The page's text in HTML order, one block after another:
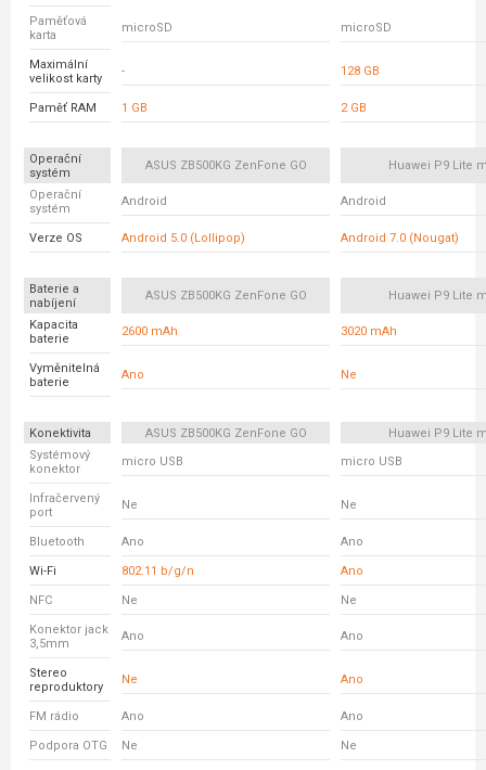
Paměťová
karta
microSD microSD
Maximální
velikost karty
- 128 GB
Paměť RAM 1 GB 2 GB
Operační
systém
ASUS ZB500KG ZenFone GO Huawei P9 Lite
Operační
systém
Android Android
Verze OS Android 5.0 (Lollipop) Android 7.0 (Nougat)
Baterie a
nabíjení
ASUS ZB500KG ZenFone GO Huawei P9 Lite
Kapacita
baterie
2600 mAh 3020 mAh
Vyměnitelná
baterie
Ano Ne
Konektivita ASUS ZB500KG ZenFone GO
Huawei P9 Lite
Systémový
konektor
micro USB micro USB
Infračervený
port
Ne Ne
Bluetooth Ano Ano
Wi-Fi 802.11 b/g/n Ano
NFC Ne Ne
Konektor jack
3,5mm
Ano Ano
Stereo
reproduktory
Ne Ano
FM rádio Ano Ano
Podpora OTG Ne Ne